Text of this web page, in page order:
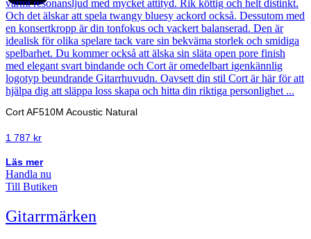
Cort AF510M Acoustic Natural
1 787 kr
Läs mer
Handla nu
Till Butiken
Gitarrmärken